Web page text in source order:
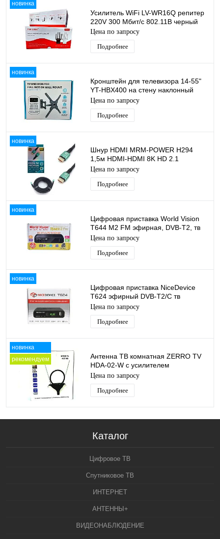
новинка
Усилитель WiFi LV-WR16Q репитер
220V 300 Мбит/с 802.11B черный
Цена по запросу
Подробнее
новинка
Кронштейн для телевизора 14-55"
YT-HBX400 на стену наклонный
поворотный для ТВ/Монитора до
30 кг
Цена по запросу
Подробнее
новинка
Шнур HDMI MRM-POWER H294
1,5м HDMI-HDMI 8K HD 2.1
силиконовый
Цена по запросу
Подробнее
новинка
Цифровая приставка World Vision
T644 M2 FM эфирная, DVB-T2, тв
бесплатно, тюнер, ресивер,
приемник
Цена по запросу
Подробнее
новинка
Цифровая приставка NiceDevice
T624 эфирный DVB-T2/C тв
приставка бесплатное тв тюнер
медиаплеер
Цена по запросу
Подробнее
новинка
рекомендуем
Антенна ТВ комнатная ZERRO TV
HDA-02-W с усилителем
телевизионная, активная, для
дома. для дачи
Цена по запросу
Подробнее
Каталог
Цифровое ТВ
Спутниковое ТВ
ИНТЕРНЕТ
АНТЕННЫ+
ВИДЕОНАБЛЮДЕНИЕ